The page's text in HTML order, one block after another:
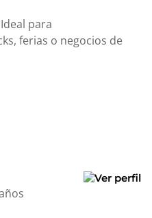
para
ferias o negocios de